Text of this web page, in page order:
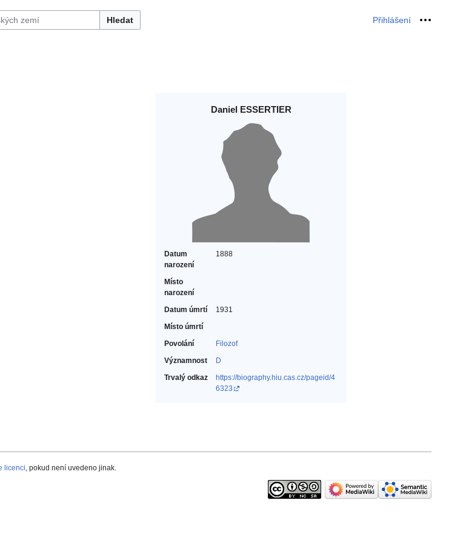
Hledat Přihlášení Osobní
Daniel ESSERTIER
Datum
narození
1888
Místo
narození
Datum úmrtí
1931
Místo úmrtí
Povolání
Filozof‎
Významnost
D
Trvalý odkaz
https://biography.hiu.cas.cz/pageid/4
6323
licenci, pokud není uvedeno jinak.